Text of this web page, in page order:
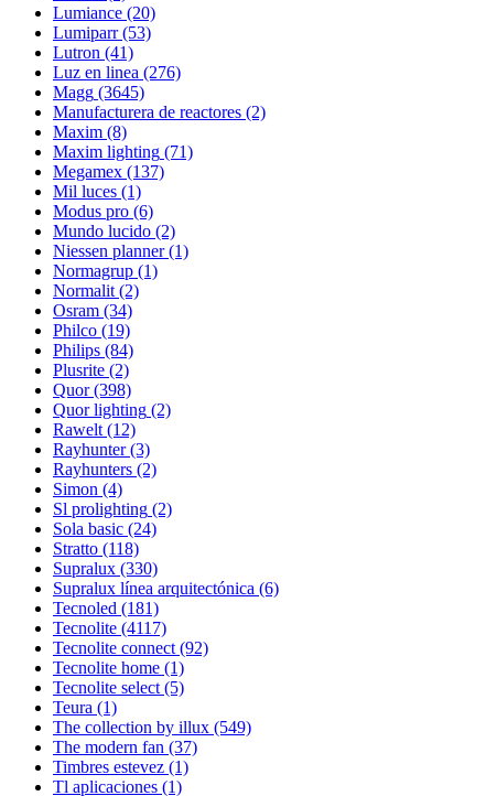
Lumiance (20)
Lumiparr (53)
Lutron (41)
Luz en linea (276)
Magg (3645)
Manufacturera de reactores (2)
Maxim (8)
Maxim lighting (71)
Megamex (137)
Mil luces (1)
Modus pro (6)
Mundo lucido (2)
Niessen planner (1)
Normagrup (1)
Normalit (2)
Osram (34)
Philco (19)
Philips (84)
Plusrite (2)
Quor (398)
Quor lighting (2)
Rawelt (12)
Rayhunter (3)
Rayhunters (2)
Simon (4)
Sl prolighting (2)
Sola basic (24)
Stratto (118)
Supralux (330)
Supralux línea arquitectónica (6)
Tecnoled (181)
Tecnolite (4117)
Tecnolite connect (92)
Tecnolite home (1)
Tecnolite select (5)
Teura (1)
The collection by illux (549)
The modern fan (37)
Timbres estevez (1)
Tl aplicaciones (1)